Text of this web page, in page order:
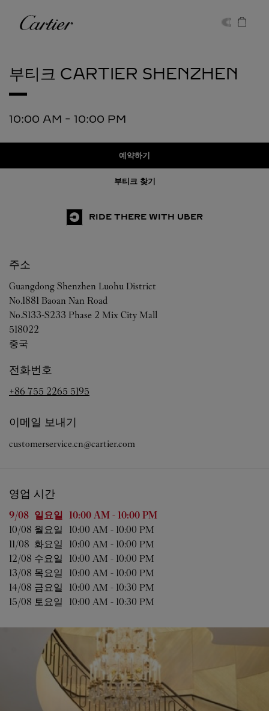
까르띠에
부티크 CARTIER SHENZHEN
10:00 AM - 10:00 PM
예약하기
부티크 찾기
RIDE THERE WITH UBER
주소
Guangdong Shenzhen Luohu District
No.1881 Baoan Nan Road
No.S133-S233 Phase 2 Mix City Mall
518022
중국
전화번호
+86 755 2265 5195
이메일 보내기
customerservice.cn@cartier.com
영업 시간
요일영업 시간
9/08 일요일 10:00 AM - 10:00 PM
10/08 월요일 10:00 AM - 10:00 PM
11/08 화요일 10:00 AM - 10:00 PM
12/08 수요일 10:00 AM - 10:00 PM
13/08 목요일 10:00 AM - 10:00 PM
14/08 금요일 10:00 AM - 10:30 PM
15/08 토요일 10:00 AM - 10:30 PM